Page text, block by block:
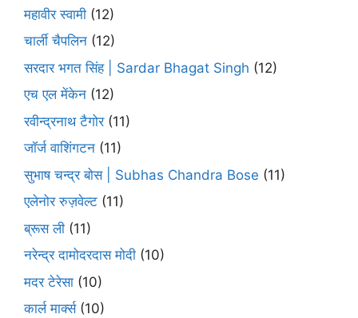
महावीर स्वामी (12)
चार्ली चैपलिन (12)
सरदार भगत सिंह | Sardar Bhagat Singh (12)
एच एल मेंकेन (12)
रवीन्द्रनाथ टैगोर(11)
जॉर्ज वाशिंगटन (11)
सुभाष चन्द्र बोस | Subhas Chandra Bose (11)
एलेनोर रुज़वेल्ट (11)
ब्रूस ली (11)
नरेन्द्र दामोदरदास मोदी (10)
मदर टेरेसा (10)
कार्ल मार्क्स(10)